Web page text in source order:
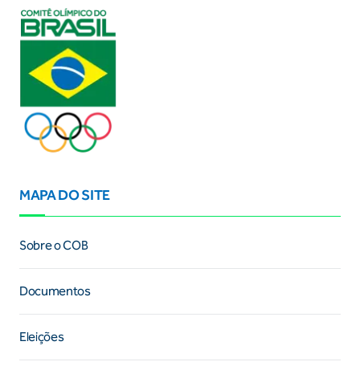
MAPA DO SITE
Sobre o COB
Documentos
Eleições